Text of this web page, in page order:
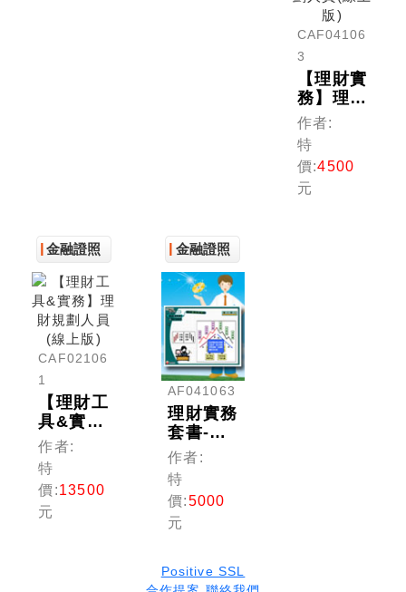
CAF04106
3
【理財實
務】理財
規劃人員
(線上版)
作者:
特
價:4500
元
金融證照
CAF02106
1
【理財工
具&實
務】理財
規劃人員
(線上版)
作者:
特
價:13500
元
金融證照
AF041063
理財實務
套書-多
媒體課程
(理財規
劃人員)
作者:
特
價:5000
元
Positive SSL